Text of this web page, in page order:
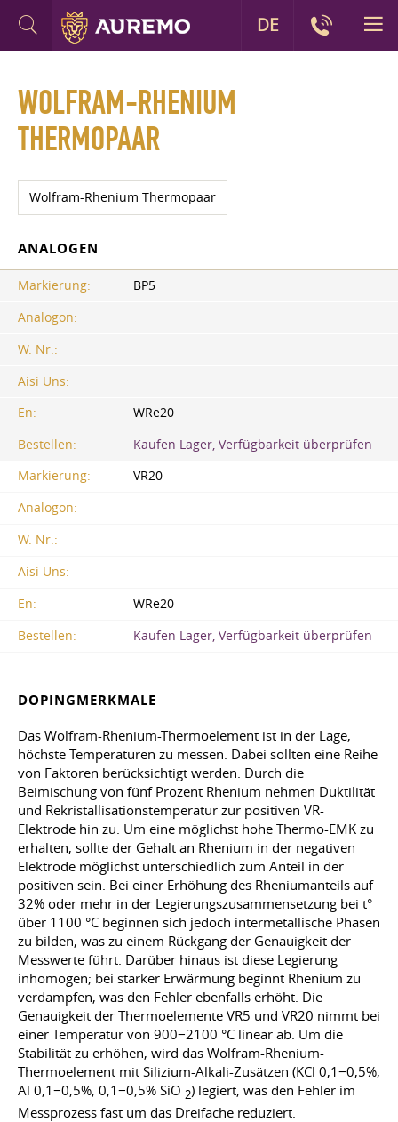
WOLFRAM-RHENIUM
THERMOPAAR
Wolfram-Rhenium Thermopaar
ANALOGEN
Markierung:
BP5
Analogon:
W. Nr.:
Aisi Uns:
En:
WRe20
Bestellen:
Kaufen Lager, Verfügbarkeit überprüfen
Markierung:
VR20
Analogon:
W. Nr.:
Aisi Uns:
En:
WRe20
Bestellen:
Kaufen Lager, Verfügbarkeit überprüfen
DOPINGMERKMALE
Das Wolfram-Rhenium-Thermoelement ist in der Lage,
höchste Temperaturen zu messen. Dabei sollten eine Reihe
von Faktoren berücksichtigt werden. Durch die
Beimischung von fünf Prozent Rhenium nehmen Duktilität
und Rekristallisationstemperatur zur positiven VR-
Elektrode hin zu. Um eine möglichst hohe Thermo-EMK zu
erhalten, sollte der Gehalt an Rhenium in der negativen
Elektrode möglichst unterschiedlich zum Anteil in der
positiven sein. Bei einer Erhöhung des Rheniumanteils auf
32% oder mehr in der Legierungszusammensetzung bei t°
über 1100 °C beginnen sich jedoch intermetallische Phasen
zu bilden, was zu einem Rückgang der Genauigkeit der
Messwerte führt. Darüber hinaus ist diese Legierung
inhomogen; bei starker Erwärmung beginnt Rhenium zu
verdampfen, was den Fehler ebenfalls erhöht. Die
Genauigkeit der Thermoelemente VR5 und VR20 nimmt bei
einer Temperatur von 900−2100 °C linear ab. Um die
Stabilität zu erhöhen, wird das Wolfram-Rhenium-
Thermoelement mit Silizium-Alkali-Zusätzen (KCl 0,1−0,5%,
Al 0,1−0,5%, 0,1−0,5% SiO 2) legiert, was den Fehler im
Messprozess fast um das Dreifache reduziert.
DE